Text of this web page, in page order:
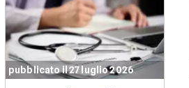
pubblicato il 27 luglio 2026